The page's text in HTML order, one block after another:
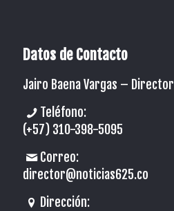
Datos de Contacto
Jairo Baena Vargas – Director
Teléfono:
(+57) 310-398-5095
Correo:
director@noticias625.co
Dirección: